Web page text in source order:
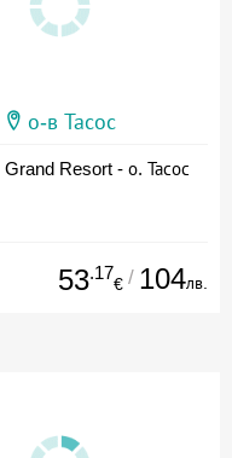
о-в Тасос
Resort - о. Тасос
53.17
€ / 104лв.